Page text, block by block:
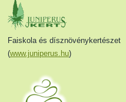
Faiskola és dísznövénykertészet
(www.juniperus.hu)